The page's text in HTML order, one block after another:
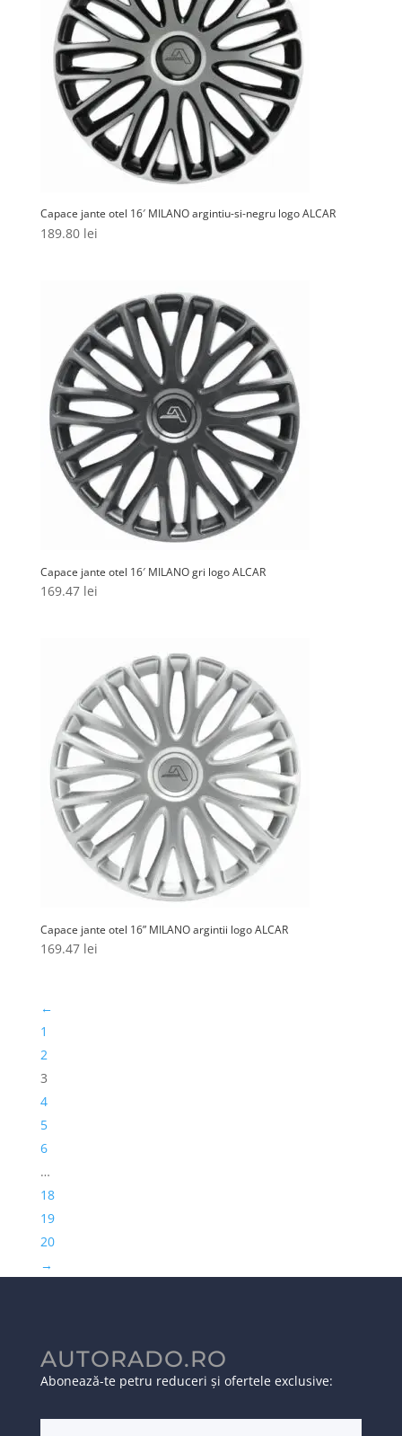
Capace jante otel 16′ MILANO argintiu-si-negru logo ALCAR
189.80 lei
Capace jante otel 16′ MILANO gri logo ALCAR
169.47 lei
Capace jante otel 16” MILANO argintii logo ALCAR
169.47 lei
←
1
2
3
4
5
6
…
18
19
20
→
AUTORADO.RO
Abonează-te petru reduceri și ofertele exclusive: